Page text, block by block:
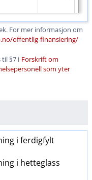
For mer informasjon om
​offentlig-finansiering​/​
§7 i Forskrift om
som yter
i ferdigfylt
i hetteglass